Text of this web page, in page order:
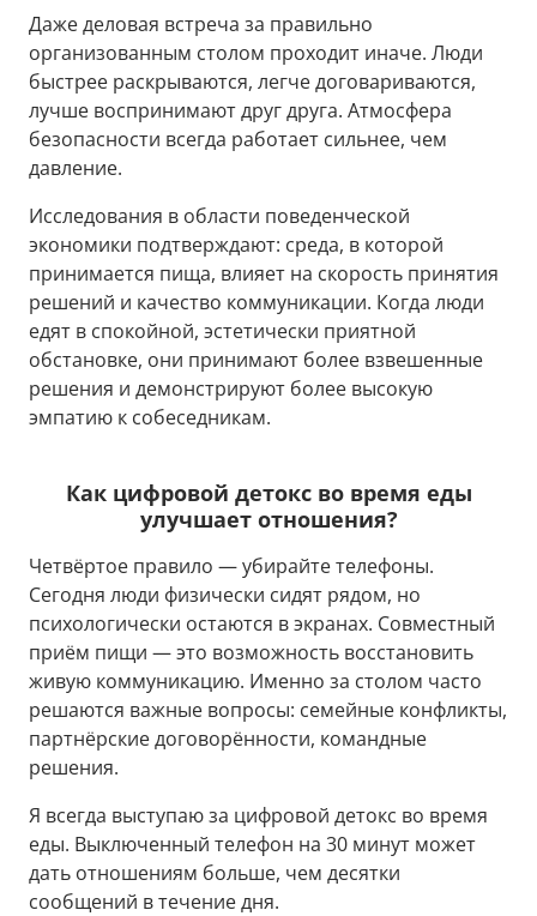
Даже деловая встреча за правильно
организованным столом проходит иначе. Люди
быстрее раскрываются, легче договариваются,
лучше воспринимают друг друга. Атмосфера
безопасности всегда работает сильнее, чем
давление.
Исследования в области поведенческой
экономики подтверждают: среда, в которой
принимается пища, влияет на скорость принятия
решений и качество коммуникации. Когда люди
едят в спокойной, эстетически приятной
обстановке, они принимают более взвешенные
решения и демонстрируют более высокую
эмпатию к собеседникам.
Как цифровой детокс во время еды
улучшает отношения?
Четвёртое правило — убирайте телефоны.
Сегодня люди физически сидят рядом, но
психологически остаются в экранах. Совместный
приём пищи — это возможность восстановить
живую коммуникацию. Именно за столом часто
решаются важные вопросы: семейные конфликты,
партнёрские договорённости, командные
решения.
Я всегда выступаю за цифровой детокс во время
еды. Выключенный телефон на 30 минут может
дать отношениям больше, чем десятки
сообщений в течение дня.